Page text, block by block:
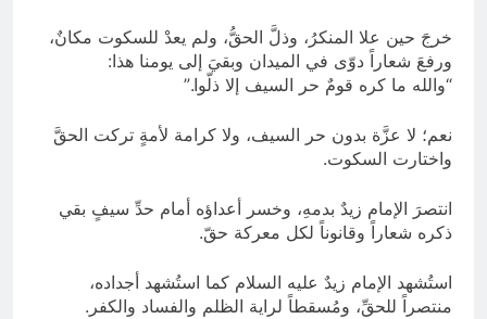
خرجَ حين علا المنكرُ، وذلَّ الحقُّ، ولم يعدْ للسكوت مكانٌ،
ورفعَ شعاراً دوّى في الميدان وبقيَ إلى يومنا هذا:
“والله ما كره قومٌ حر السيف إلا ذلّوا.”
نعم؛ لا عزَّة بدون حر السيف، ولا كرامة لأمةٍ تركت الحقَّ
واختارت السكوت.
انتصرَ الإمام زيدٌ بدمهِ، وخسر أعداؤه أمام حدِّ سيفٍ بقي
ذكره شعاراً وقانوناً لكل معركة حقّ.
استُشهد الإمام زيدٌ عليه السلام كما استُشهد أجداده،
منتصراً للحقِّ، ومُسقطاً لراية الظلم والفساد والكفر.